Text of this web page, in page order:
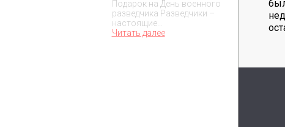
Подарок на День военного
разведчика Разведчики –
настоящие…
Читать далее